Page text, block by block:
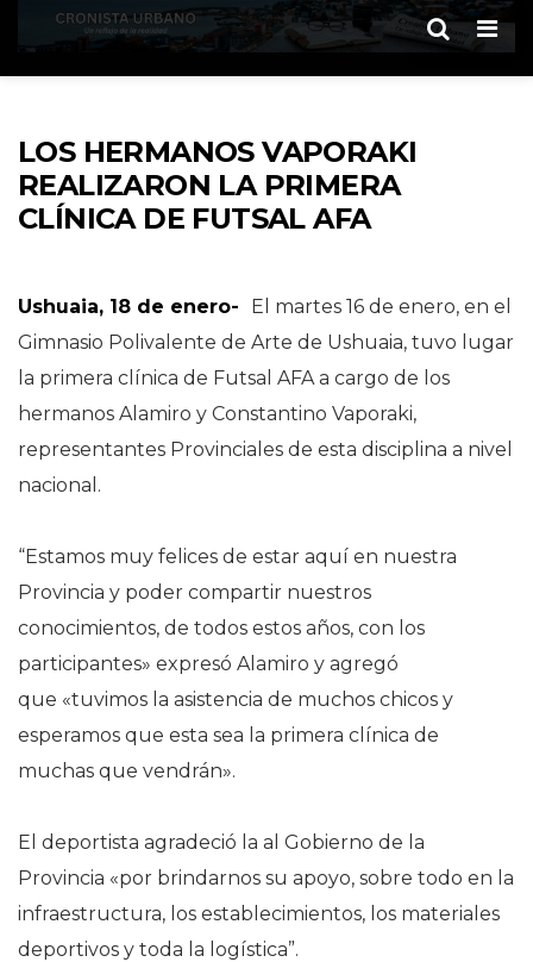
LOS HERMANOS VAPORAKI
REALIZARON LA PRIMERA
CLÍNICA DE FUTSAL AFA
Ushuaia, 18 de enero- El martes 16 de enero, en el
Gimnasio Polivalente de Arte de Ushuaia, tuvo lugar
la primera clínica de Futsal AFA a cargo de los
hermanos Alamiro y Constantino Vaporaki,
representantes Provinciales de esta disciplina a nivel
nacional.
“Estamos muy felices de estar aquí en nuestra
Provincia y poder compartir nuestros
conocimientos, de todos estos años, con los
participantes» expresó Alamiro y agregó
que «tuvimos la asistencia de muchos chicos y
esperamos que esta sea la primera clínica de
muchas que vendrán».
El deportista agradeció la al Gobierno de la
Provincia «por brindarnos su apoyo, sobre todo en la
infraestructura, los establecimientos, los materiales
deportivos y toda la logística”.